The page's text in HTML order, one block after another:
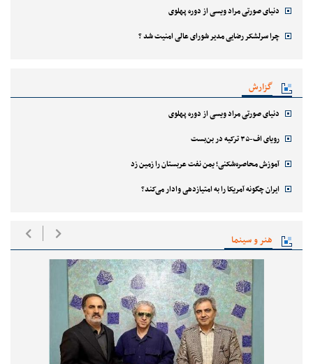
دنیای صورتی مراد ویسی از دوره پهلوی
چرا سرلشکر رضایی مدیر شورای عالی امنیت شد ؟
گزارش
دنیای صورتی مراد ویسی از دوره پهلوی
رویای اف-۳۵ ترکیه در بن‌بست
آموزش محاصره‌شکنی؛ یمن نفت عربستان را زمین زد
ایران چگونه آمریکا را به امتیازدهی وادار می‌کند؟
هنر و سینما